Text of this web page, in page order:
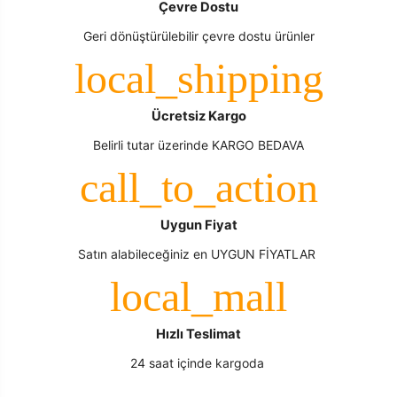
Çevre Dostu
Geri dönüştürülebilir çevre dostu ürünler
Ücretsiz Kargo
Belirli tutar üzerinde KARGO BEDAVA
Uygun Fiyat
Satın alabileceğiniz en UYGUN FİYATLAR
Hızlı Teslimat
24 saat içinde kargoda